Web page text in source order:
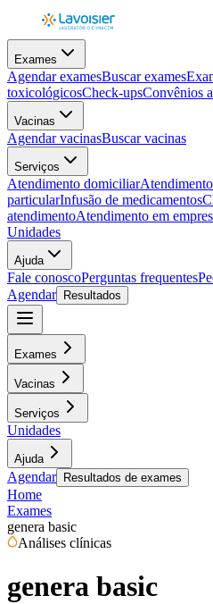
Exames
Agendar examesBuscar exames
toxicológicosCheck-upsConvênios
Vacinas
Agendar vacinasBuscar vacinas
Serviços
Atendimento domiciliar
particularInfusão de medicamentos
atendimentoAtendimento em
Unidades
Ajuda
Fale conoscoPerguntas frequentes
Agendar
Resultados
Exames
Vacinas
Serviços
Unidades
Ajuda
Agendar Resultados de exames
Home
Exames
genera basic
Análises clínicas
genera basic